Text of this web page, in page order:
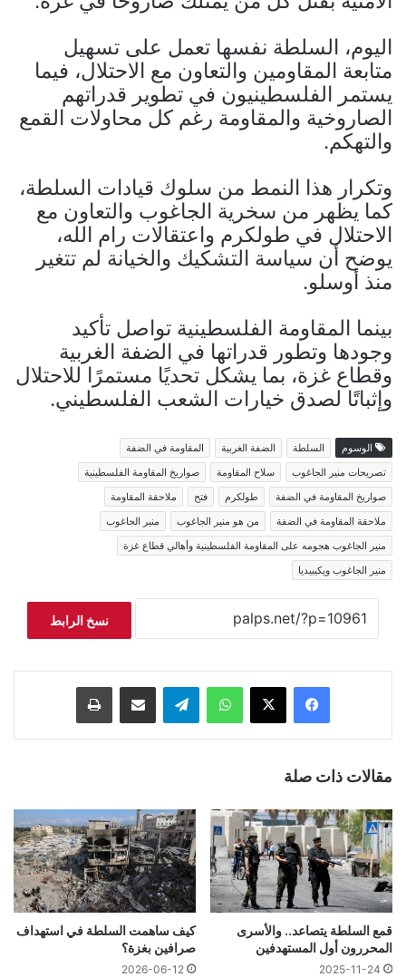
اليوم، السلطة نفسها تعمل على تسهيل
متابعة المقاومين والتعاون مع الاحتلال، فيما
يستمر الفلسطينيون في تطوير قدراتهم
الصاروخية والمقاومة رغم كل محاولات القمع
والتهكم.
وتكرار هذا النمط من سلوك قيادات السلطة،
كما يظهر من سخرية الجاغوب والتعاون مع
الاحتلال في طولكرم واعتقالات رام الله،
يوضح أن سياسة التشكيك والخيانة لم تتغير
منذ أوسلو.
بينما المقاومة الفلسطينية تواصل تأكيد
وجودها وتطور قدراتها في الضفة الغربية
وقطاع غزة، بما يشكل تحديًا مستمرًا للاحتلال
وإثباتًا لصدق خيارات الشعب الفلسطيني.
الوسوم السلطة الضفة الغربية
المقاومة في الضفة
تصريحات منير الجاغوب
سلاح المقاومة
صواريخ المقاومة الفلسطينية
صواريخ المقاومة في الضفة
طولكرم فتح
ملاحقة المقاومة
ملاحقة المقاومة في الضفة
من هو منير الجاغوب
منير الجاغوب
منير الجاغوب هجومه على المقاومة الفلسطينية وأهالي قطاع غزة
منير الجاغوب ويكيبيديا
نسخ الرابط
فيسبوك ‫X واتساب تيلقرام مشاركة عبر البريد طباعة
مقالات ذات صلة
قمع السلطة يتصاعد.. والأسرى
المحررون أول المستهدفين
2025-11-24
كيف ساهمت السلطة في استهداف
صرافين بغزة؟
2026-06-12